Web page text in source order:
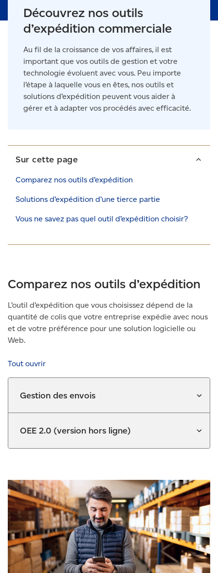
Découvrez nos outils
d’expédition commerciale
Au fil de la croissance de vos affaires, il est
important que vos outils de gestion et votre
technologie évoluent avec vous. Peu importe
l’étape à laquelle vous en êtes, nos outils et
solutions d’expédition peuvent vous aider à
gérer et à adapter vos procédés avec efficacité.
Sur cette page
Comparez nos outils d’expédition
Solutions d’expédition d’une tierce partie
Vous ne savez pas quel outil d’expédition choisir?
Comparez nos outils d’expédition
L’outil d’expédition que vous choisissez dépend de la
quantité de colis que votre entreprise expédie avec nous
et de votre préférence pour une solution logicielle ou
Web.
Tout ouvrir
Gestion des envois
OEE 2.0 (version hors ligne)